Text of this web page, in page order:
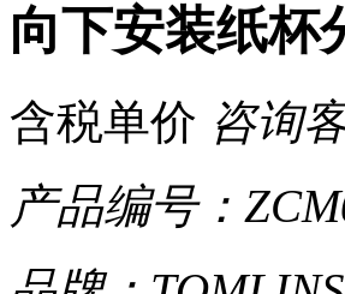
向下安装纸杯
含税单价 咨询
产品编号：